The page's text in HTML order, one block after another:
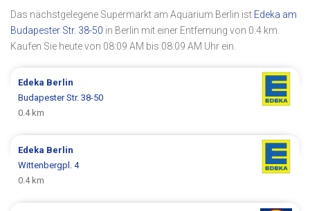
Das nächstgelegene Supermarkt am Aquarium Berlin ist Edeka am
Budapester Str. 38-50 in Berlin mit einer Entfernung von 0.4 km.
Kaufen Sie heute von 08:09 AM bis 08:09 AM Uhr ein.
Edeka Berlin
Budapester Str. 38-50
0.4 km
Edeka Berlin
Wittenbergpl. 4
0.4 km